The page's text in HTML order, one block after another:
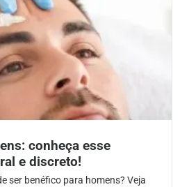
conheça esse
e discreto!
ser benéfico para homens? Veja